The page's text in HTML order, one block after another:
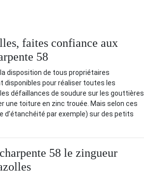
faites confiance aux
58
disposition de tous propriétaires
disponibles pour réaliser toutes les
défaillances de soudure sur les gouttières
une toiture en zinc trouée. Mais selon ces
d’étanchéité par exemple) sur des petits
58 le zingueur